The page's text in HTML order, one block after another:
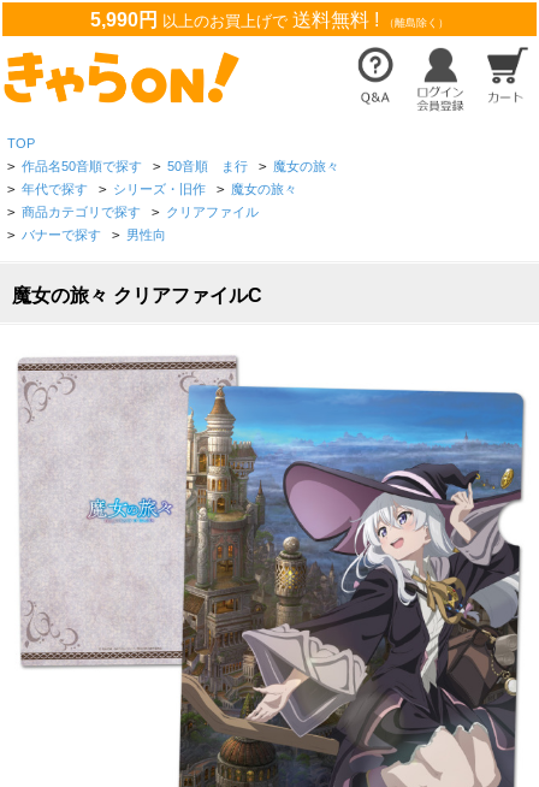
5,990円 以上のお買上げで 送料無料 ! （離島除く）
TOP
> 作品名50音順で探す > 50音順 ま行 > 魔女の旅々
> 年代で探す > シリーズ・旧作 > 魔女の旅々
> 商品カテゴリで探す > クリアファイル
> バナーで探す > 男性向
魔女の旅々 クリアファイルC